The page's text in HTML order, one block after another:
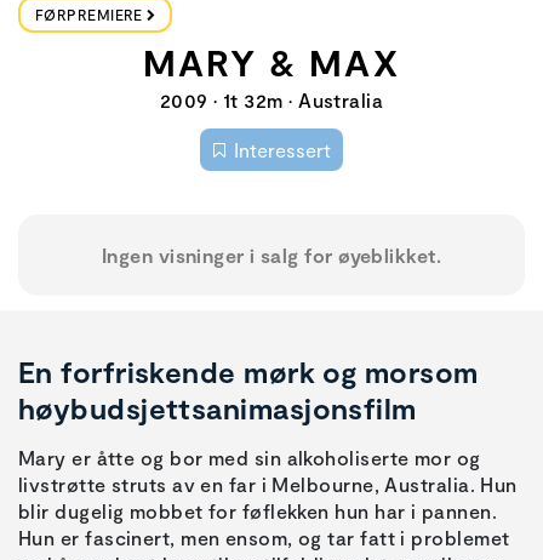
FØRPREMIERE
MARY & MAX
2009 • 1t 32m • Australia
Interessert
Ingen visninger i salg for øyeblikket.
En forfriskende mørk og morsom
høybudsjettsanimasjonsfilm
Mary er åtte og bor med sin alkoholiserte mor og
livstrøtte struts av en far i Melbourne, Australia. Hun
blir dugelig mobbet for føflekken hun har i pannen.
Hun er fascinert, men ensom, og tar fatt i problemet